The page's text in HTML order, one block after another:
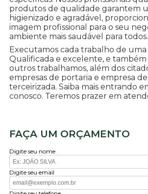
produtos de qualidade garantem
higienizado e agradável,
imagem profissional para o seu
ambiente mais saudável para todos.
Executamos cada trabalho de
Qualificada e excelente, e
outros trabalhamos, além dos
empresas de portaria e empresa
terceirizada. Saiba mais entrando
conosco. Teremos prazer em
FAÇA UM ORÇAMENTO
Digite seu nome
Digite seu email